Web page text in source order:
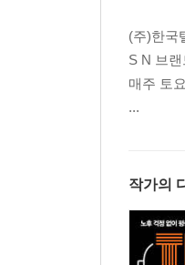
1. 읽기만 해
2. 계약이 쏟
3. 가망 고객
4. 강력한 퍼
PART 04 생
1. 〈인천 9
“1년 동안 약
2. 〈인천 10
(주)한국
S N 브
매주 토
...
작가의